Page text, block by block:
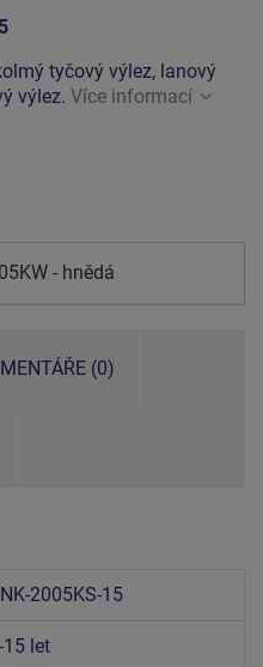
tyčový výlez, lanový
výlez. Více informací
- hnědá
(0)
2005KS-15
15 let